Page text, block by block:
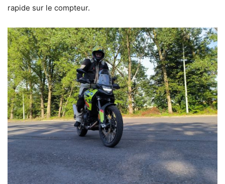
rapide sur le compteur.